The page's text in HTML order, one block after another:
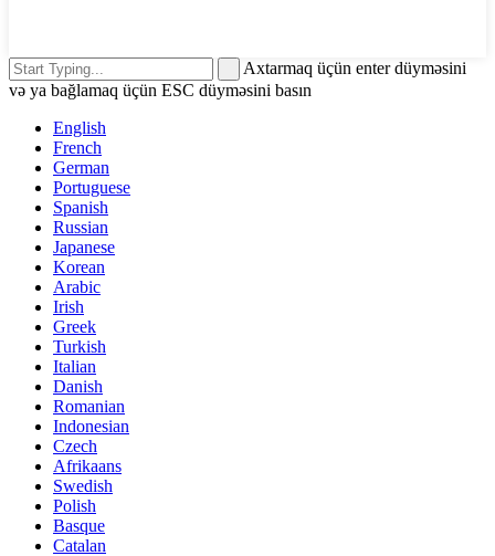
Axtarmaq üçün enter düyməsini
və ya bağlamaq üçün ESC düyməsini basın
English
French
German
Portuguese
Spanish
Russian
Japanese
Korean
Arabic
Irish
Greek
Turkish
Italian
Danish
Romanian
Indonesian
Czech
Afrikaans
Swedish
Polish
Basque
Catalan